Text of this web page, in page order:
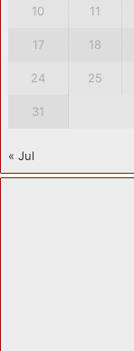
10 11
17 18
24 25
31
« Jul